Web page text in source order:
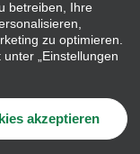
vorbehalten
betreiben, Ihre
zu optimieren.
„Einstellungen
akzeptieren